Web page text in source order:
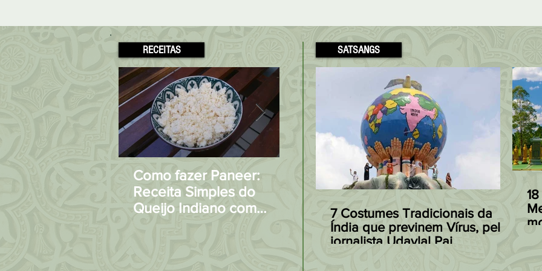
RECEITAS
Como fazer Paneer:
Receita Simples do
Queijo Indiano com
Modakas: o Doce
preferido de Ganesha à
base de Arroz, Coco e
Açúcar Mascavo
Receita
Patta Gobi,
Arroz com
à Indiana
SATSANGS
7 Costumes Tradicionais da
Índia que previnem Vírus, pelo
jornalista Udaylal Pai